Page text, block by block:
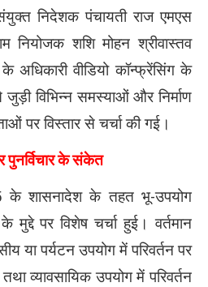
संयुक्त निदेशक पंचायती राज एमएस
नियोजक शशि मोहन श्रीवास्तव
अधिकारी वीडियो कॉन्फ्रेंसिंग के
विभिन्न समस्याओं और निर्माण
पर विस्तार से चर्चा की गई।
पुनर्विचार के संकेत
शासनादेश के तहत भू-उपयोग
मुद्दे पर विशेष चर्चा हुई। वर्तमान
या पर्यटन उपयोग में परिवर्तन पर
व्यावसायिक उपयोग में परिवर्तन